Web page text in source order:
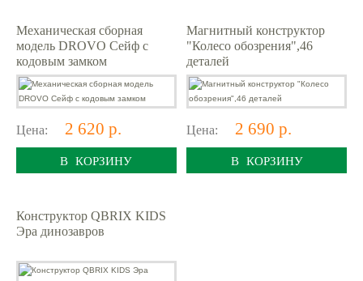
Механическая сборная
модель DROVO Сейф с
кодовым замком
Цена: 2 620 р.
В КОРЗИНУ
Магнитный конструктор
"Колесо обозрения",46
деталей
Цена: 2 690 р.
В КОРЗИНУ
Конструктор QBRIX KIDS
Эра динозавров